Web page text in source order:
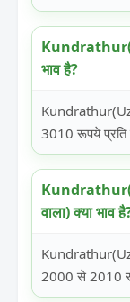
भाव है?
3010 रूपये
वाला) क्या भाव
2000 से 2010